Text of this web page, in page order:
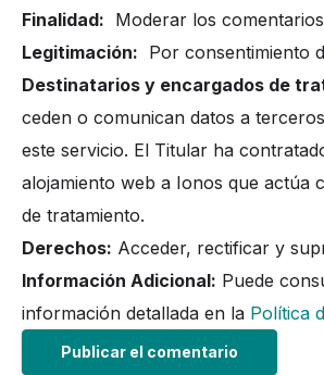
Finalidad: Moderar los
Legitimación: Por consentimiento
Destinatarios y encargados de
ceden o comunican datos a
este servicio. El Titular ha
alojamiento web a Ionos que actúa
de tratamiento.
Derechos: Acceder, rectificar y
Información Adicional: Puede
información detallada en la Política